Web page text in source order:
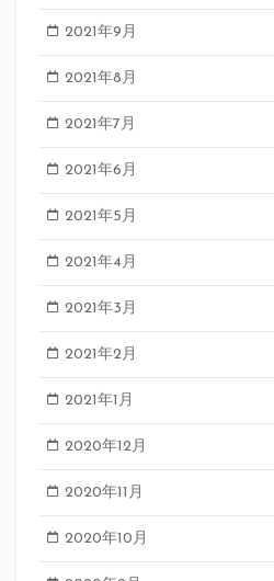
2021年9月
2021年8月
2021年7月
2021年6月
2021年5月
2021年4月
2021年3月
2021年2月
2021年1月
2020年12月
2020年11月
2020年10月